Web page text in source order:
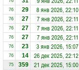
76 29 8 янв 2026, 22:10
76 27 7 янв 2026, 22:11
76 27 7 янв 2026, 22:11
76 27 7 янв 2026, 22:11
76 23 3 янв 2026, 15:07
76 14 26 дек 2025, 22:12
75 359 21 дек 2025, 15:00